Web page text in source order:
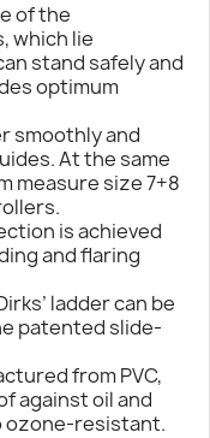
of the
which lie
stand safely and
optimum
smoothly and
At the same
measure size 7+8
is achieved
and flaring
ladder can be
patented slide-
from PVC,
against oil and
ozone-resistant.